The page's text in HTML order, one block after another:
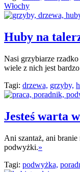
Włochy
Huby na
Nasi grzybiarze
wiele z nich jest
Tagi: drzewa, grzyby,
Jesteś warta
Ani szantaż, ani branie
podwyżki.»
Tagi: podwyżka,